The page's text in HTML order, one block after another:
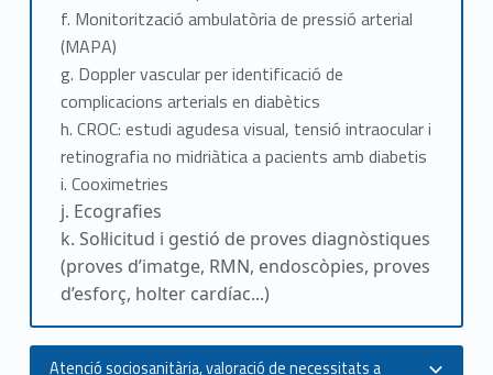
f. Monitorització ambulatòria de pressió arterial
(MAPA)
g. Doppler vascular per identificació de
complicacions arterials en diabètics
h. CROC: estudi agudesa visual, tensió intraocular i
retinografia no midriàtica a pacients amb diabetis
i. Cooximetries
j. Ecografies
k. Sol·licitud i gestió de proves diagnòstiques
(proves d’imatge, RMN, endoscòpies, proves
d’esforç, holter cardíac...)
Atenció sociosanitària, valoració de necessitats a